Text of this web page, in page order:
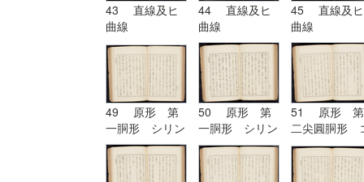
43 直線及ヒ
曲線
44 直線及ヒ
曲線
45 直線及ヒ
曲線
49 原形 第
一胴形 シリン
ドル
50 原形 第
一胴形 シリン
ドル
51 原形 第
二尖圓胴形
ノイド